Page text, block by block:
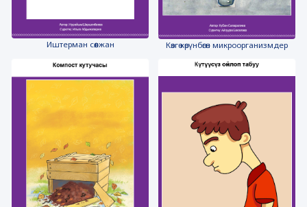
Иштерман сөөлжан Көзгө көрүнбөгөн микроорганизмдер